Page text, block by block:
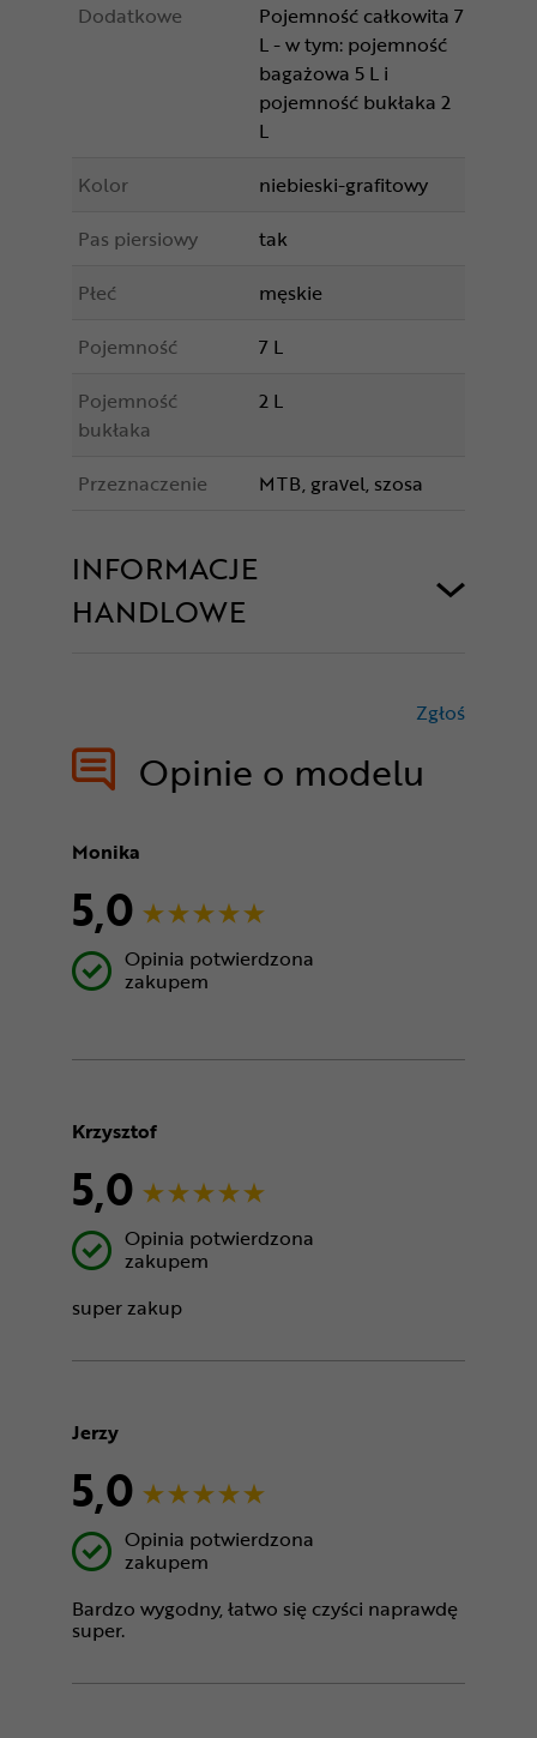
Dodatkowe
Pojemność całkowita 7
L - w tym: pojemność
bagażowa 5 L i
pojemność bukłaka 2
L
Kolor
niebieski-grafitowy
Pas piersiowy
tak
Płeć
męskie
Pojemność
7 L
Pojemność
bukłaka
2 L
Przeznaczenie MTB, gravel, szosa
INFORMACJE
HANDLOWE
Opinie o modelu
Zgłoś
Monika
5,0
Opinia potwierdzona
zakupem
Krzysztof
5,0
Opinia potwierdzona
zakupem
super zakup
Jerzy
5,0
Opinia potwierdzona
zakupem
Bardzo wygodny, łatwo się czyści naprawdę
super.